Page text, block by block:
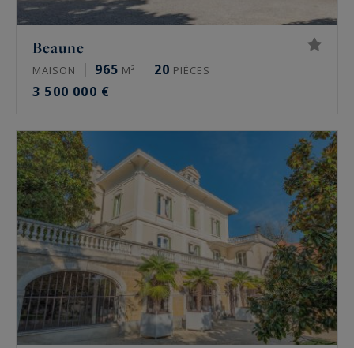
Beaune
MAISON 965 M² 20 PIÈCES
3 500 000 €